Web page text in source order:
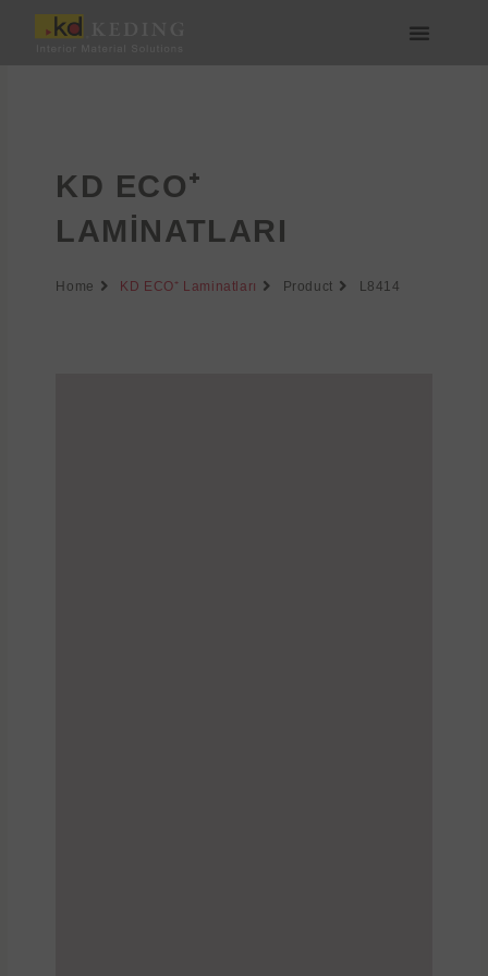
İçeriğe
KD ECO⁺
LAMINATLARI
Home KD ECO⁺ Laminatları Product L8414